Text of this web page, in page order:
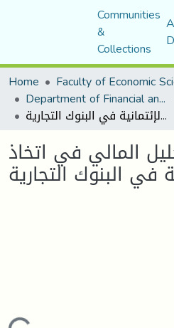
Communities
&
Collections
Home
Department of Financial and Accounting Sciences
أهمية التحليل المالي في اتخاذ القرارات الإئتمانية في البنوك التجارية
المالي في اتخاذ
في البنوك التجارية